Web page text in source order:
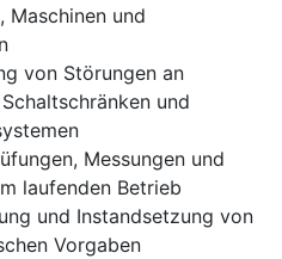
Maschinen und
von Störungen an
und
Messungen und
laufenden Betrieb
und Instandsetzung von
Vorgaben